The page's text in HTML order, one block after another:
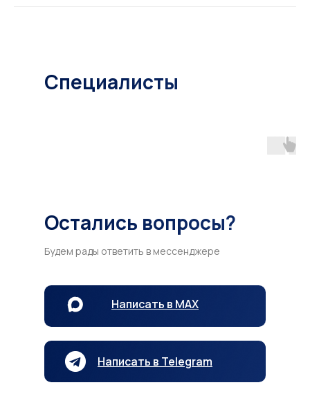
Специалисты
Остались вопросы?
Написать в MAX
Будем рады ответить в мессенджере
Написать в Telegram